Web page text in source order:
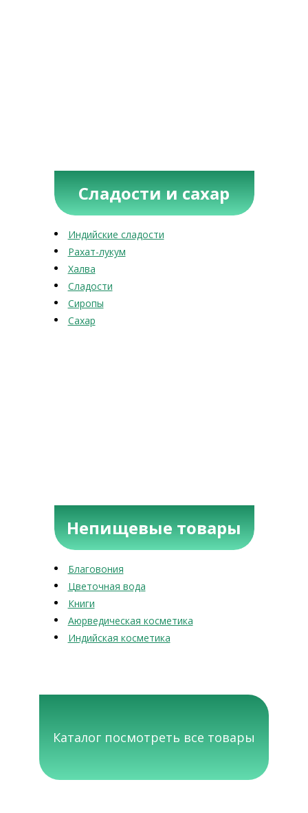
Сладости и сахар
Индийские сладости
Рахат-лукум
Халва
Сладости
Сиропы
Сахар
Непищевые товары
Благовония
Цветочная вода
Книги
Аюрведическая косметика
Индийская косметика
Каталог посмотреть все товары